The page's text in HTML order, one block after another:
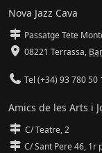
Nova Jazz Cava
Passatge Tete
08221 Terrassa,
Tel (+34) 93 780 50
Amics de les Arts i
C/ Teatre, 2
C/ Sant Pere 46, 1r